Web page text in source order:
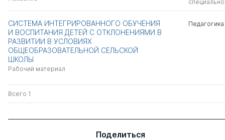
СИСТЕМА ИНТЕГРИРОВАННОГО ОБУЧЕНИЯ
И ВОСПИТАНИЯ ДЕТЕЙ С ОТКЛОНЕНИЯМИ В
РАЗВИТИИ В УСЛОВИЯХ
ОБЩЕОБРАЗОВАТЕЛЬНОЙ СЕЛЬСКОЙ
ШКОЛЫ
Рабочий материал
Педагогика
Всего 1
Поделиться